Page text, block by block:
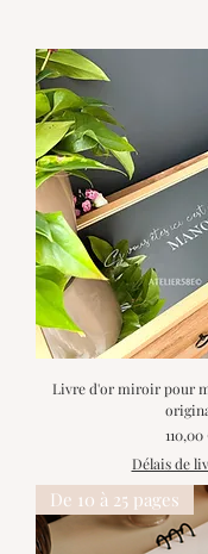
Livre d'or miroir pour
Prix
110,00
Délais de
De 10 à 25 pages